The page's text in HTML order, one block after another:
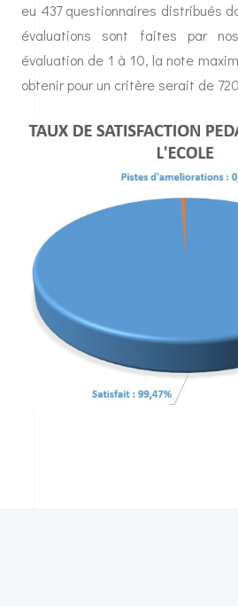
eu 437 questionnaires distribués
évaluations sont faites par
évaluation de 1 à 10, la note
obtenir pour un critère serait de